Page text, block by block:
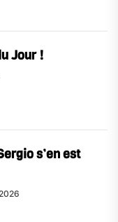
Jour !
s’en est